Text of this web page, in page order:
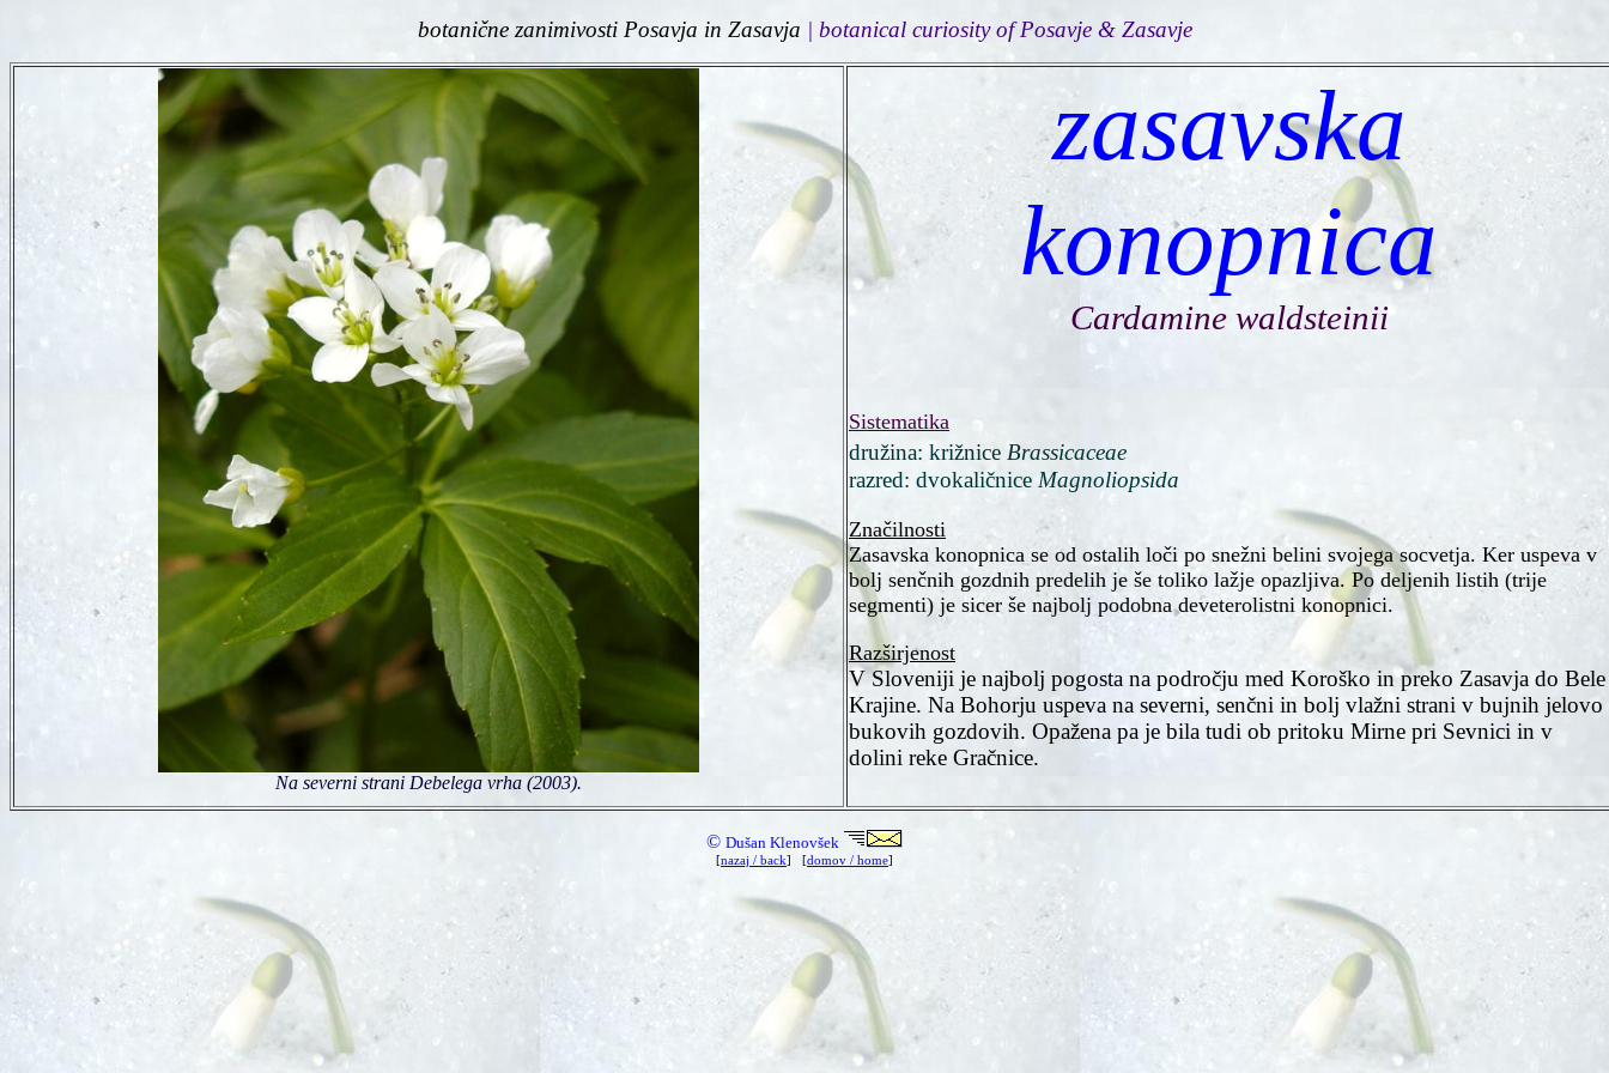
botanične zanimivosti Posavja in Zasavja | botanical curiosity of Posavje & Zasavje
Na severni strani Debelega vrha (2003).
zasavska
konopnica
Cardamine waldsteinii
Sistematika
družina: križnice Brassicaceae
razred: dvokaličniceMagnoliopsida
Značilnosti
Zasavska konopnica se od ostalih loči po snežni belini svojega socvetja. Ker uspeva v
bolj senčnih gozdnih predelih je še toliko lažje opazljiva. Po deljenih listih (trije
segmenti) je sicer še najbolj podobna deveterolistni konopnici.
Razširjenost
V Sloveniji je najbolj pogosta na področju med Koroško in preko Zasavja do Bele
Krajine. Na Bohorju uspeva na severni, senčni in bolj vlažni strani v bujnih jelovo
bukovih gozdovih. Opažena pa je bila tudi ob pritoku Mirne pri Sevnici in v
dolini reke Gračnice.
© Dušan Klenovšek
[nazaj / back] [domov / home]